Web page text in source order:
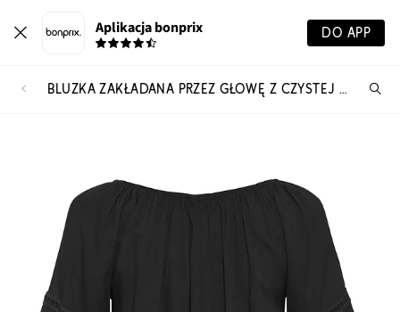
Aplikacja bonprix DO APP
BLUZKA ZAKŁADANA PRZEZ GŁOWĘ Z CZYSTEJ WISKOZY